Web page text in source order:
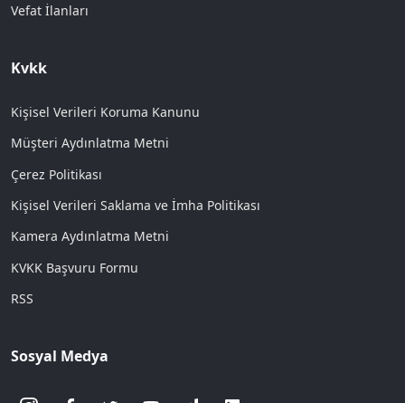
Vefat İlanları
Kvkk
Kişisel Verileri Koruma Kanunu
Müşteri Aydınlatma Metni
Çerez Politikası
Kişisel Verileri Saklama ve İmha Politikası
Kamera Aydınlatma Metni
KVKK Başvuru Formu
RSS
Sosyal Medya